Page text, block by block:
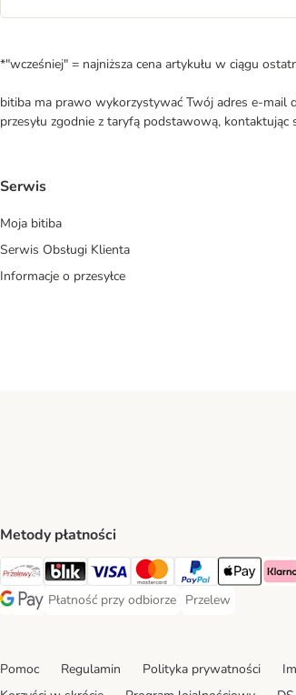
*"wcześniej" = najniższa cena artykułu w ciągu
bitiba ma prawo wykorzystywać Twój adres e-mail
przesyłu zgodnie z taryfą podstawową, kontaktując
Serwis
Moja bitiba
Serwis Obsługi Klienta
Informacje o przesyłce
Metody płatności
Przelewy24 Payment Method
Blik Payment Method
VISA Payment Method
MasterCard Payment Method
PayPal Payment
Apple Pay
Google Pay Payment Method
Płatność przy odbiorze
Płatność przy odbiorze Payment Method
Przelew
Przelew Payment
Pomoc Regulamin Polityka prywatności